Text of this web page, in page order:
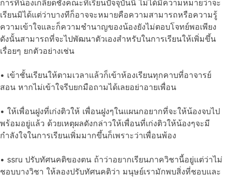
การที่น้องเกลียดชังคณะที่เรียนปัจจุบันนี้ ไม่ได้มีความหมายว่าจะ
เรียนมิได้แต่ว่าบางทีก็อาจจะหมายคือความสามารถหรือความรู้
ความเข้าใจและก็ความชำนาญของน้องยังไม่ตอบโจทย์พอเพียง
ดังนั้นสามารถที่จะไปพัฒนาตัวเองสำหรับในการเรียนให้เพิ่มขึ้น
เรื่อยๆ ยกตัวอย่างเช่น
• เข้าชั้นเรียนให้ตามเวลาแล้วก็เข้าห้องเรียนทุกคาบที่อาจารย์
สอน หากไม่เข้าใจรีบยกมือถามได้เลยอย่าอายเพื่อน
• ให้เพื่อนฝูงที่เก่งติวให้ เพื่อนฝูงๆในแผนกอยากที่จะให้น้องจบไป
พร้อมอยู่แล้ว ด้วยเหตุผลดังกล่าวให้เพื่อนที่เก่งติวให้น้องๆจะมี
กำลังใจในการเรียนเพิ่มมากขึ้นก็เพราะว่าเพื่อนพ้อง
• ssru ปรับทัศนคติของตน ถ้าว่าอยากเรียนภาควิชานี้อยู่แต่ว่าไม่
ชอบบางวิชา ให้ลองปรับทัศนคติว่า มนุษย์เรามักพบสิ่งที่ชอบและ